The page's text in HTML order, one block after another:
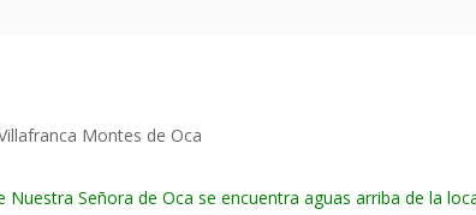
Montes de Oca
Nuestra Señora de Oca se encuentra aguas arriba de la